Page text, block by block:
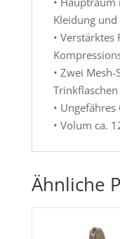
Kleidung
•
• Zwei
Trinkflaschen
•
• Volum ca.
Ähnliche